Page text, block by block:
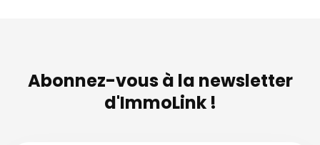
Abonnez-vous à la newsletter
d'ImmoLink !